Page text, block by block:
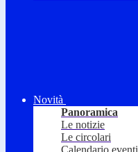
Novità
Panoramica
Le notizie
Le circolari